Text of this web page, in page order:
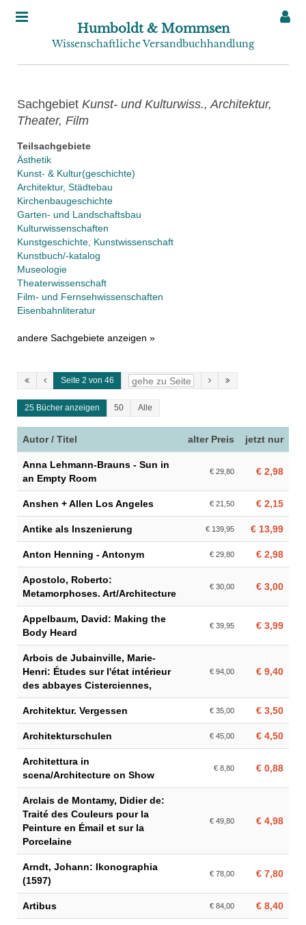
Humboldt & Mommsen
Wissenschaftliche Versandbuchhandlung
Sachgebiet Kunst- und Kulturwiss., Architektur,
Theater, Film
Teilsachgebiete
Ästhetik
Kunst- & Kultur(geschichte)
Architektur, Städtebau
Kirchenbaugeschichte
Garten- und Landschaftsbau
Kulturwissenschaften
Kunstgeschichte, Kunstwissenschaft
Kunstbuch/-katalog
Museologie
Theaterwissenschaft
Film- und Fernsehwissenschaften
Eisenbahnliteratur
andere Sachgebiete anzeigen »
Seite 2 von 46
25 Bücher anzeigen 50 Alle
Autor / Titel alter Preis jetzt nur
Anna Lehmann-Brauns - Sun in
an Empty Room
€ 29,80 € 2,98
Anshen + Allen Los Angeles € 21,50 € 2,15
Antike als Inszenierung € 139,95 € 13,99
Anton Henning - Antonym € 29,80 € 2,98
Apostolo, Roberto:
Metamorphoses. Art/Architecture
€ 30,00 € 3,00
Appelbaum, David: Making the
Body Heard
€ 39,95 € 3,99
Arbois de Jubainville, Marie-
Henri: Études sur l'état intérieur
des abbayes Cisterciennes,
€ 94,00 € 9,40
Architektur. Vergessen € 35,00 € 3,50
Architekturschulen € 45,00 € 4,50
Architettura in
scena/Architecture on Show
€ 8,80 € 0,88
Arclais de Montamy, Didier de:
Traité des Couleurs pour la
Peinture en Émail et sur la
Porcelaine
€ 49,80 € 4,98
Arndt, Johann: Ikonographia
(1597)
€ 78,00 € 7,80
Artibus € 84,00 € 8,40